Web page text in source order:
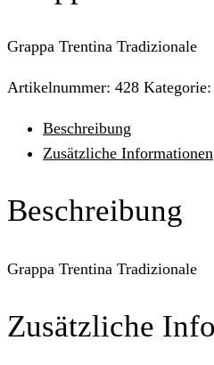
Grappa Trentina Tradizionale
Artikelnummer: 428 Kategorie:
Beschreibung
Zusätzliche Informationen
Beschreibung
Grappa Trentina Tradizionale
Zusätzliche